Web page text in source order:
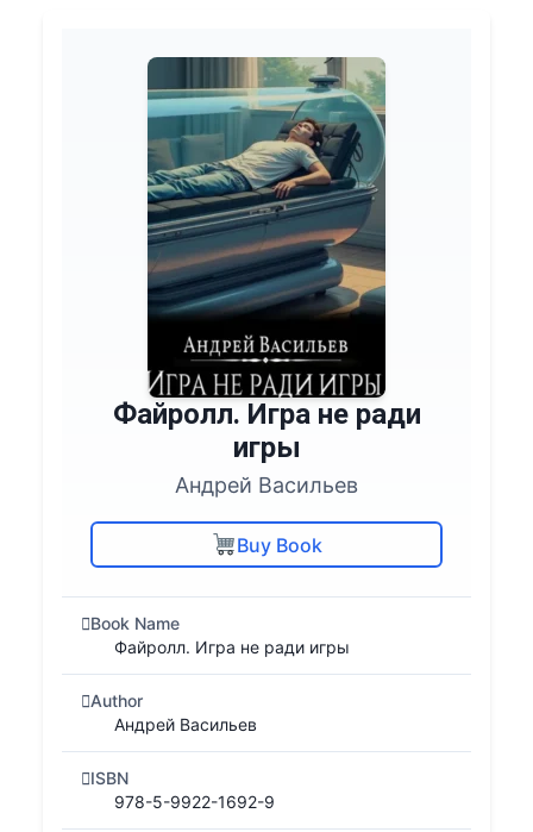
Файролл. Игра не ради
игры
Андрей Васильев
Buy Book
Book Name
Файролл. Игра не ради игры
Author
Андрей Васильев
ISBN
978-5-9922-1692-9